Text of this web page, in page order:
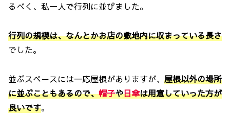
るべく、私一人で行列に並びました。
行列の規模は、なんとかお店の敷地内に収まっている長さ
でした。
並ぶスペースには一応屋根がありますが、 屋根以外の場所
に並ぶこともあるので、帽子や日傘は用意していった方が
良いです。